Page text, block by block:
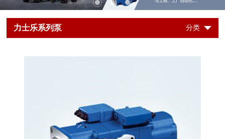
力士乐系列泵 分类